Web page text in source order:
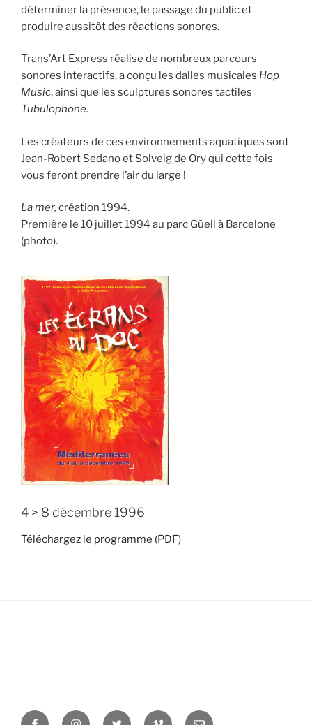
déterminer la présence, le passage du public et
produire aussitôt des réactions sonores.
Trans’Art Express réalise de nombreux parcours
sonores interactifs, a conçu les dalles musicales Hop
Music, ainsi que les sculptures sonores tactiles
Tubulophone.
Les créateurs de ces environnements aquatiques sont
Jean-Robert Sedano et Solveig de Ory qui cette fois
vous feront prendre l’air du large !
La mer, création 1994.
Première le 10 juillet 1994 au parc Güell à Barcelone
(photo).
4 > 8 décembre 1996
Téléchargez le programme (PDF)
FacebookInstagramTwitter Vimeo Newsletter